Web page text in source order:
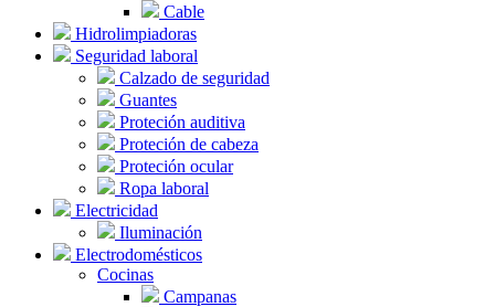
Cable
Hidrolimpiadoras
Seguridad laboral
Calzado de seguridad
Guantes
Proteción auditiva
Proteción de cabeza
Proteción ocular
Ropa laboral
Electricidad
Iluminación
Electrodomésticos
Cocinas
Campanas